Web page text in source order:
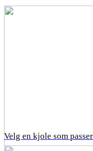
Velg en kjole som